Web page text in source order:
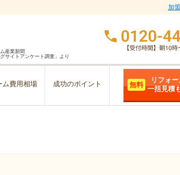
加
産業新聞
サイトアンケート調査」より
ム費用相場 成功のポイント 無料
リフォ
一括見積